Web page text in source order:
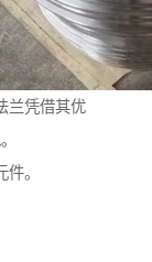
兰凭借其优
。